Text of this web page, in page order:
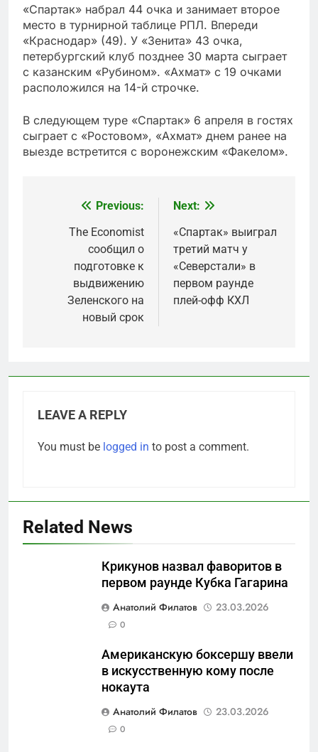
«Спартак» набрал 44 очка и занимает второе
место в турнирной таблице РПЛ. Впереди
«Краснодар» (49). У «Зенита» 43 очка,
петербургский клуб позднее 30 марта сыграет
с казанским «Рубином». «Ахмат» с 19 очками
расположился на 14-й строчке.
В следующем туре «Спартак» 6 апреля в гостях
сыграет с «Ростовом», «Ахмат» днем ранее на
выезде встретится с воронежским «Факелом».
navigation
Previous:
The Economist
сообщил о
подготовке к
выдвижению
Зеленского на
новый срок
Next:
«Спартак» выиграл
третий матч у
«Северстали» в
первом раунде
плей-офф КХЛ
LEAVE A REPLY
You must be logged in to post a comment.
Related News
Крикунов назвал фаворитов в
первом раунде Кубка Гагарина
Анатолий Филатов
23.03.2026
0
Американскую боксершу ввели
в искусственную кому после
нокаута
Анатолий Филатов
23.03.2026
0
Что происходит в
военные изымают спирт «для
защиты Отечества»
САНКТ-ПЕТЕРБУРГ И ОБЛАСТЬ
«500-тонный беспилотник»
или очередная показуха? Что